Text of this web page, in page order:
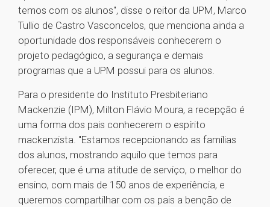
temos com os alunos", disse o reitor da UPM, Marco
Tullio de Castro Vasconcelos, que menciona ainda a
oportunidade dos responsáveis conhecerem o
projeto pedagógico, a segurança e demais
programas que a UPM possui para os alunos.
Para o presidente do Instituto Presbiteriano
Mackenzie (IPM), Milton Flávio Moura, a recepção é
uma forma dos pais conhecerem o espírito
mackenzista. "Estamos recepcionando as famílias
dos alunos, mostrando aquilo que temos para
oferecer, que é uma atitude de serviço, o melhor do
ensino, com mais de 150 anos de experiência, e
queremos compartilhar com os pais a benção de